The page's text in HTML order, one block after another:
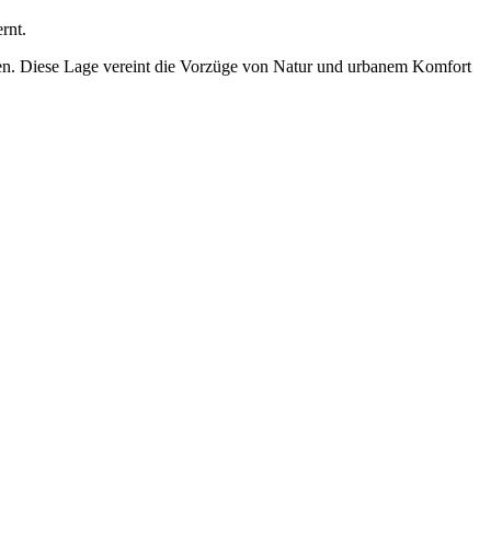
Diese Lage vereint die Vorzüge von Natur und urbanem Komfort